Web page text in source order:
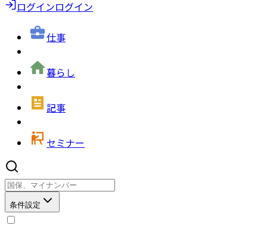
ログインログイン
仕事
暮らし
記事
セミナー
条件設定